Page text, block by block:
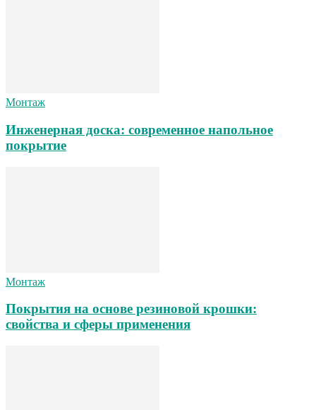
Монтаж
Инженерная доска: современное напольное
покрытие
Монтаж
Покрытия на основе резиновой крошки:
свойства и сферы применения